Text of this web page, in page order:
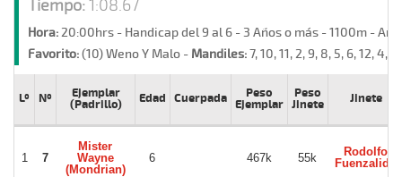
Tiempo:1:08.67
Hora:20:00hrs - Handicap del 9 al 6 - 3 Años o más - 1100m -
Favorito:(10) Weno Y Malo - Mandiles:7, 10, 11, 2, 9, 8, 5, 6, 12, 4,
Lº Nº
Ejemplar
(Padrillo)
Edad Cuerpada
Peso
Ejemplar
Peso
Jinete
Jinete
1 7
Mister
Wayne
(Mondrian)
6 467k 55k
Rodolfo
Fuenzalida